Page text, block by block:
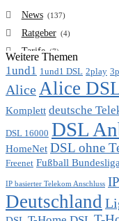
News (137)
Ratgeber (4)
Tarife (7)
VDSL (6)
Vergleich (7)
Weitere Themen
1und1 1und1 DSL 2play
AliceAlice
Komplett deutsche
DSL 16000 DSL
HomeNet DSL ohne
Freenet Fußball Bundesliga
IP basierter Telekom Anschluss
Deutschland